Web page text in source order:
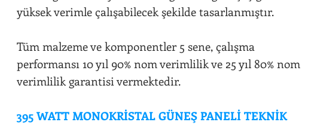
yüksek verimle çalışabilecek şekilde tasarlanmıştır.
Tüm malzeme ve komponentler 5 sene, çalışma
performansı 10 yıl 90% nom verimlilik ve 25 yıl 80% nom
verimlilik garantisi vermektedir.
395 WATT MONOKRİSTAL GÜNEŞ PANELİ TEKNİK